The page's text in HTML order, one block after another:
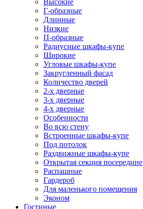
Высокие
Г-образные
Длинные
Низкие
П-образные
Радиусные шкафы-купе
Широкие
Угловые шкафы-купе
Закругленный фасад
Количество дверей
2-х дверные
3-х дверные
4-х дверные
Особенности
Во всю стену
Встроенные шкафы-купе
Под потолок
Раздвижные шкафы-купе
Открытая секция посередине
Распашные
Гардероб
Для маленького помещения
Эконом
Гостиные